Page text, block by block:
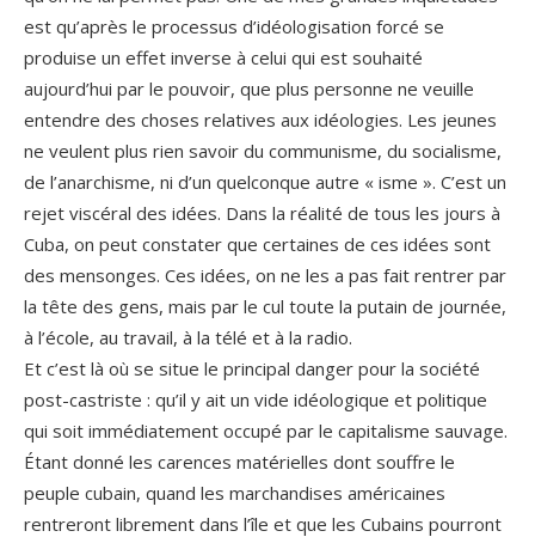
est qu’après le processus d’idéologisation forcé se
produise un effet inverse à celui qui est souhaité
aujourd’hui par le pouvoir, que plus personne ne veuille
entendre des choses relatives aux idéologies. Les jeunes
ne veulent plus rien savoir du communisme, du socialisme,
de l’anarchisme, ni d’un quelconque autre « isme ». C’est un
rejet viscéral des idées. Dans la réalité de tous les jours à
Cuba, on peut constater que certaines de ces idées sont
des mensonges. Ces idées, on ne les a pas fait rentrer par
la tête des gens, mais par le cul toute la putain de journée,
à l’école, au travail, à la télé et à la radio.
Et c’est là où se situe le principal danger pour la société
post-castriste : qu’il y ait un vide idéologique et politique
qui soit immédiatement occupé par le capitalisme sauvage.
Étant donné les carences matérielles dont souffre le
peuple cubain, quand les marchandises américaines
rentreront librement dans l’île et que les Cubains pourront